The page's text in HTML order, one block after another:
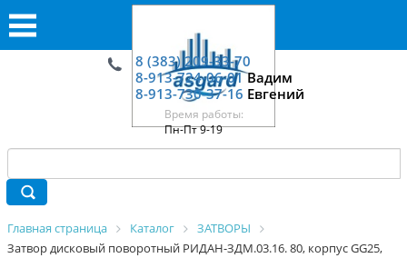
8 (383) 209-33-70
8-913-724-06-01Вадим
8-913-730-37-16 Евгений
Время работы:
Пн-Пт 9-19
Главная страница Каталог
ЗАТВОРЫ
Затвор дисковый поворотный РИДАН-ЗДМ.03.16. 80, корпус GG25,